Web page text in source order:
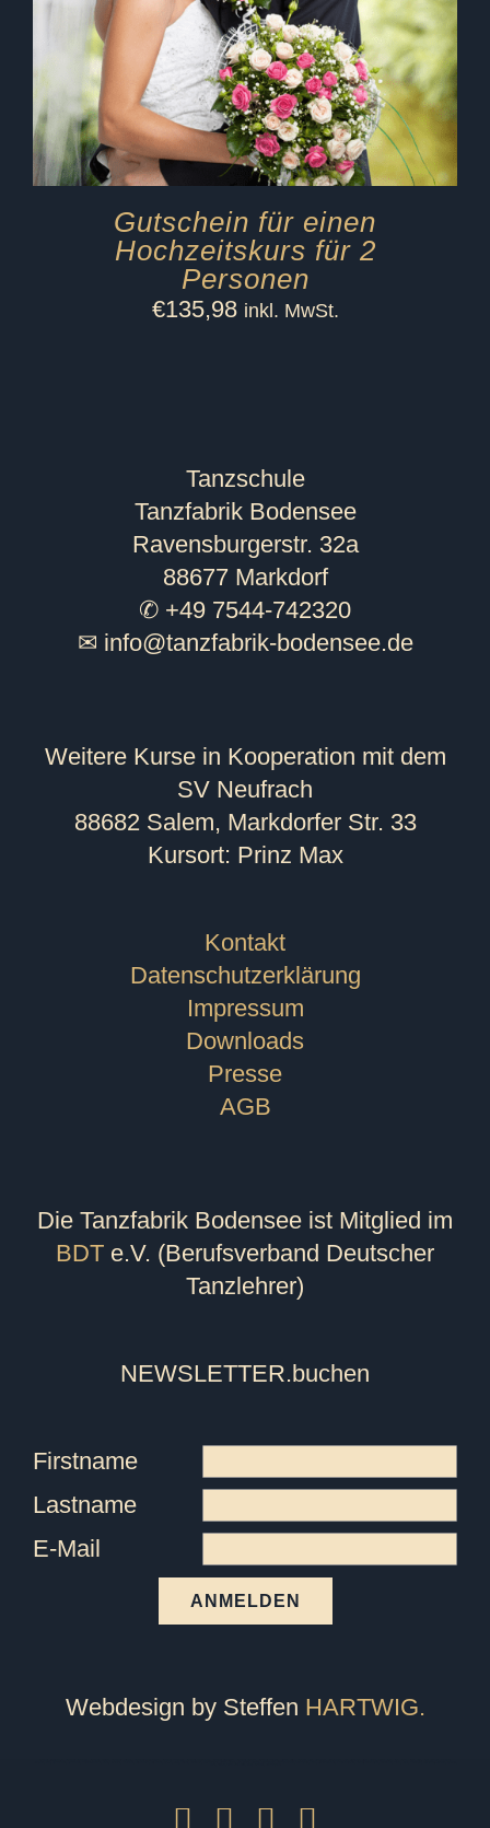
Gutschein für einen
Hochzeitskurs für 2
Personen
€135,98 inkl. MwSt.
Tanzschule
Tanzfabrik Bodensee
Ravensburgerstr. 32a
88677 Markdorf
✆ +49 7544-742320
✉ info@tanzfabrik-bodensee.de
Weitere Kurse in Kooperation mit dem
SV Neufrach
88682 Salem, Markdorfer Str. 33
Kursort: Prinz Max
Kontakt
Datenschutzerklärung
Impressum
Downloads
Presse
AGB
Die Tanzfabrik Bodensee ist Mitglied im
BDT e.V. (Berufsverband Deutscher
Tanzlehrer)
NEWSLETTER.buchen
Firstname
Lastname
E-Mail
ANMELDEN
Webdesign by Steffen HARTWIG.
Facebook
Instagram
E-